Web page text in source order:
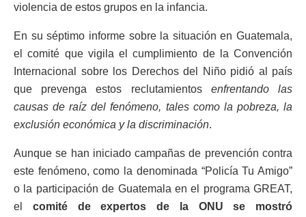
violencia de estos grupos en la infancia.
En su séptimo informe sobre la situación en Guatemala,
el comité que vigila el cumplimiento de la Convención
Internacional sobre los Derechos del Niño pidió al país
que prevenga estos reclutamientos enfrentando las
causas de raíz del fenómeno, tales como la pobreza, la
exclusión económica y la discriminación.
Aunque se han iniciado campañas de prevención contra
este fenómeno, como la denominada “Policía Tu Amigo”
o la participación de Guatemala en el programa GREAT,
el
comité de expertos de la ONU se mostró